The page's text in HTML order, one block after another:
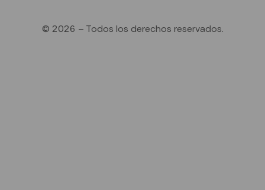
© 2026 – Todos los derechos reservados.